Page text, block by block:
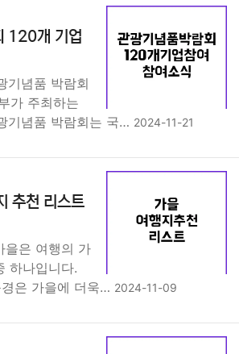
IT 컴퓨터 기술
경제 마케팅
교육 교통
120개 기업
기념품 박람회
가 주최하는
기념품 박람회는 국… 2024-11-21
추천 리스트
을은 여행의 가
하나입니다.
은 가을에 더욱… 2024-11-09